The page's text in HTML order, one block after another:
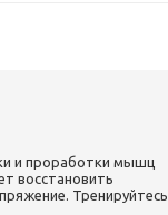
и проработки мышц
восстановить
Тренируйтесь